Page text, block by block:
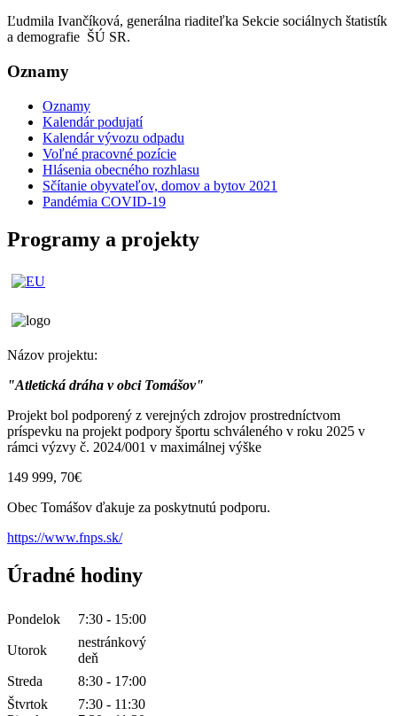
Ľudmila Ivančíková, generálna riaditeľka Sekcie sociálnych štatistík
a demografie ŠÚ SR.
Oznamy
Oznamy
Kalendár podujatí
Kalendár vývozu odpadu
Voľné pracovné pozície
Hlásenia obecného rozhlasu
Sčítanie obyvateľov, domov a bytov 2021
Pandémia COVID-19
Programy a projekty
Názov projektu:
"Atletická dráha v obci Tomášov"
Projekt bol podporený z verejných zdrojov prostredníctvom
príspevku na projekt podpory športu schváleného v roku 2025 v
rámci výzvy č. 2024/001 v maximálnej výške
149 999, 70€
Obec Tomášov ďakuje za poskytnutú podporu.
https://www.fnps.sk/
Úradné hodiny
Pondelok 7:30 - 15:00
Utorok
nestránkový
deň
Streda
8:30 - 17:00
Štvrtok
7:30 - 11:30